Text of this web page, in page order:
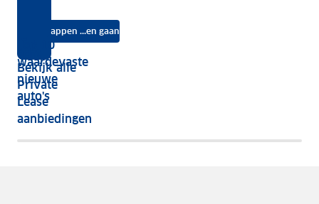
Instappen ...en gaan
Bekijk alle
Private
Lease
aanbiedingen
écht
vijf
jaar
nog
het
meeste
Top 10
waardevaste
nieuwe
auto's